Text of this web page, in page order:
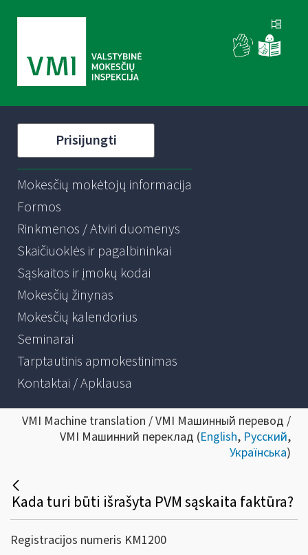
Prisijungti
Mokesčių mokėtojų informacija
Formos
Rinkmenos / Atviri duomenys
Skaičiuoklės ir pagalbininkai
Sąskaitos ir įmokų kodai
Mokesčių žinynas
Mokesčių kalendorius
Seminarai
Tarptautinis apmokestinimas
Kontaktai / Apklausa
VMI Machine translation / VMI Машинный перевод /
VMI Машинний переклад (English, Русский,
Українська)
Kada turi būti išrašyta PVM sąskaita faktūra?
Registracijos numeris KM1200